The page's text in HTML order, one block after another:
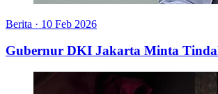
Berita · 10 Feb 2026
Gubernur DKI Jakarta Minta